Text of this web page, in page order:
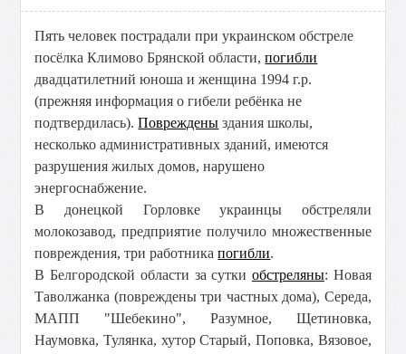
Пять человек пострадали при украинском обстреле
посёлка Климово Брянской области,погибли
двадцатилетний юноша и женщина 1994 г.р.
(прежняя информация о гибели ребёнка не
подтвердилась).Повреждены здания школы,
несколько административных зданий, имеются
разрушения жилых домов, нарушено
энергоснабжение.
В донецкой Горловке украинцы обстреляли
молокозавод, предприятие получило множественные
повреждения, три работникапогибли.
В Белгородской области за сутки обстреляны: Новая
Таволжанка (повреждены три частных дома), Середа,
МАПП "Шебекино", Разумное, Щетиновка,
Наумовка, Тулянка, хутор Старый, Поповка, Вязовое,